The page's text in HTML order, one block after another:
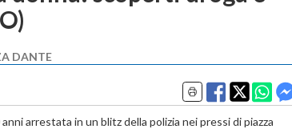
DANTE
arrestata in un blitz della polizia nei pressi di piazza